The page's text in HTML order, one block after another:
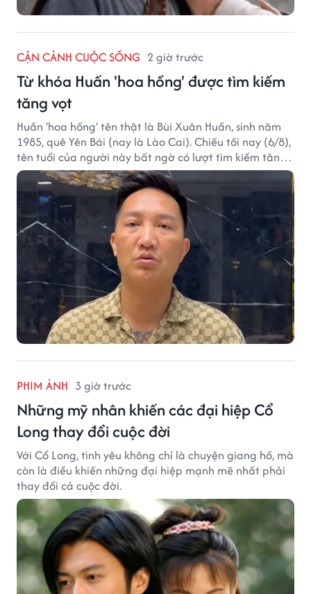
CẬN CẢNH CUỘC SỐNG 2 giờ trước
Từ khóa Huấn 'hoa hồng' được tìm kiếm
tăng vọt
Huấn 'hoa hồng' tên thật là Bùi Xuân Huấn, sinh năm
1985, quê Yên Bái (nay là Lào Cai). Chiều tối nay (6/8),
tên tuổi của người này bất ngờ có lượt tìm kiếm tăng
vọt.
PHIM ẢNH 3 giờ trước
Những mỹ nhân khiến các đại hiệp Cổ
Long thay đổi cuộc đời
Với Cổ Long, tình yêu không chỉ là chuyện giang hồ, mà
còn là điều khiến những đại hiệp mạnh mẽ nhất phải
thay đổi cả cuộc đời.